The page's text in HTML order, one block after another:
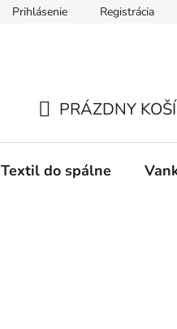
Prihlásenie Registrácia
KOŠÍK
PRÁZDNY
Textil do spálne